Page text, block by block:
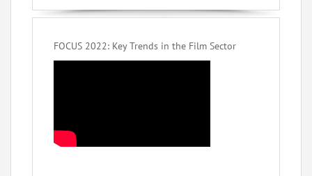
FOCUS 2022: Key Trends in the Film Sector